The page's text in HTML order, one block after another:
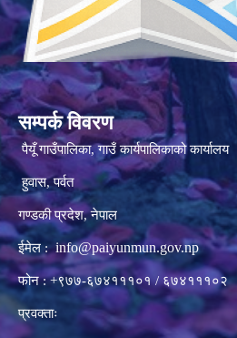
सम्पर्क विवरण
पैयूँ गाउँपालिका, गाउँ कार्यपालिकाको कार्यालय
हुवास, पर्वत
गण्डकी प्रदेश, नेपाल
ईमेल : info@paiyunmun.gov.np
फोन : +९७७-६७४१११०१ / ६७४१११०२
प्रवक्ताः